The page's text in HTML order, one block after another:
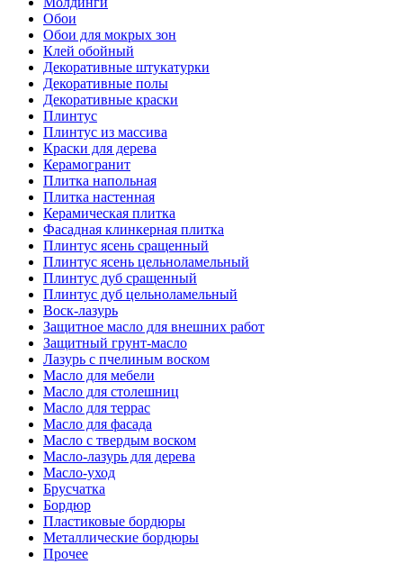
Обои
Обои для мокрых зон
Клей обойный
Декоративные штукатурки
Декоративные полы
Декоративные краски
Плинтус
Плинтус из массива
Краски для дерева
Керамогранит
Плитка напольная
Плитка настенная
Керамическая плитка
Фасадная клинкерная плитка
Плинтус ясень сращенный
Плинтус ясень цельноламельный
Плинтус дуб сращенный
Плинтус дуб цельноламельный
Воск-лазурь
Защитное масло для внешних работ
Защитный грунт-масло
Лазурь с пчелиным воском
Масло для мебели
Масло для столешниц
Масло для террас
Масло для фасада
Масло с твердым воском
Масло-лазурь для дерева
Масло-уход
Брусчатка
Бордюр
Пластиковые бордюры
Металлические бордюры
Прочее